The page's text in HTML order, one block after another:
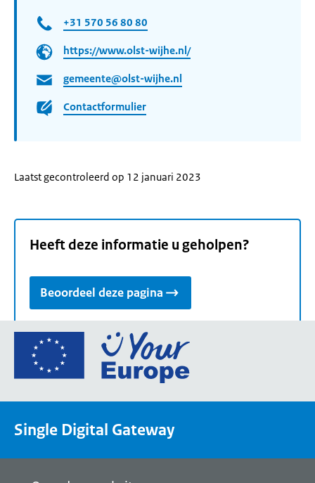
+31 570 56 80 80
https://www.olst-wijhe.nl/
gemeente@olst-wijhe.nl
Contactformulier
Laatst gecontroleerd op 12 januari 2023
Heeft deze informatie u geholpen?
Beoordeel deze pagina
Ga
de
een
Single Digital Gateway